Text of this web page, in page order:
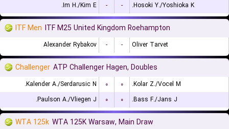
Im H./Kim E.
- - Hosoki Y./Yoshioka K.
ITF Men ITF M25 United Kingdom Roehampton
Alexander Rybakov - - Oliver Tarvet
Challenger ATP Challenger Hagen, Doubles
Kalender A./Serdarusic N. ۰ ۰
Kolar Z./Vocel M.
Paulson A./Vliegen J.
۰ ۰ Bass F./Jans J.
WTA 125k WTA 125K Warsaw, Main Draw